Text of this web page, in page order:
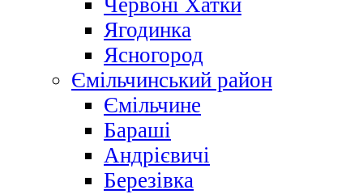
Червоні Хатки
Ягодинка
Ясногород
Ємільчинський район
Ємільчине
Бараші
Андрієвичі
Березівка